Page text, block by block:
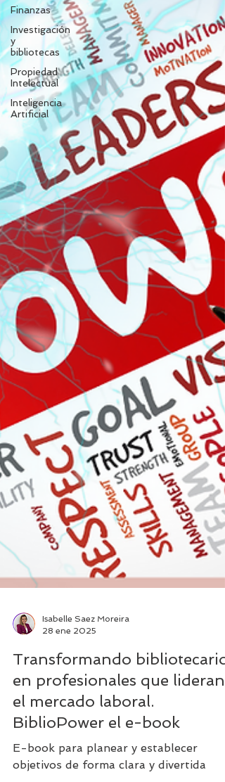
Finanzas
Investigación
y
bibliotecas
Propiedad
Intelectual
Inteligencia
Artificial
Isabelle Saez Moreira
28 ene 2025
Transformando
en profesionales que lideran
BiblioPower el e-book